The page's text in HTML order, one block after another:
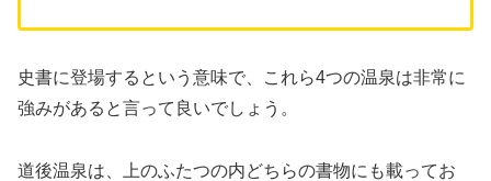
史書に登場するという意味で、これら4つの温泉は非常に
強みがあると言って良いでしょう。
道後温泉は、上のふたつの内どちらの書物にも載ってお